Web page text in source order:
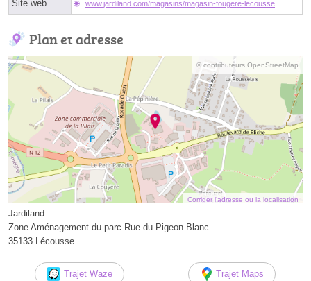
Site web www.jardiland.com/magasins/magasin-fougere-lecousse
Plan et adresse
© contributeurs OpenStreetMap
Corriger l’adresse ou la localisation
Jardiland
Zone Aménagement du parc Rue du Pigeon Blanc
35133 Lécousse
Trajet Waze Trajet Maps